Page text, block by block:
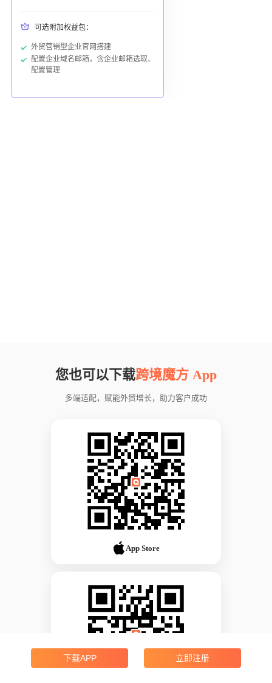
可选附加权益包：
外贸营销型企业官网搭建
配置企业域名邮箱，含企业邮箱选取、
配置管理
您也可以下载跨境魔方 App
多端适配，赋能外贸增长，助力客户成功
App Store
下载APP 立即注册